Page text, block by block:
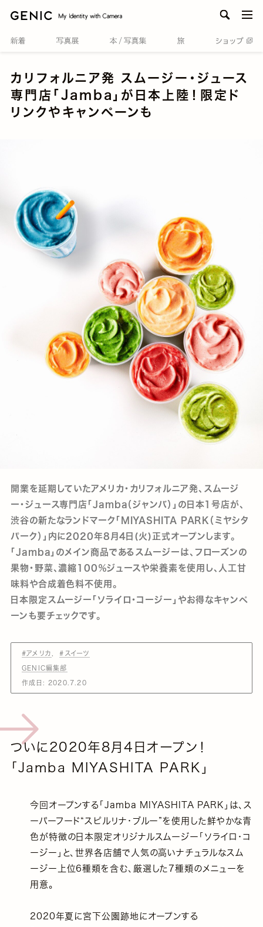
カリフォルニア発 スムージー・ジュース
専門店「Jamba」が日本上陸！限定ド
リンクやキャンペーンも
開業を延期していたアメリカ・カリフォルニア発、スムージ
ー・ジュース専門店「Jamba（ジャンバ）」の日本1号店が、
渋谷の新たなランドマーク「MIYASHITA PARK（ミヤシタ
パーク）」内に2020年8月4日(火)正式オープンします。
「Jamba」のメイン商品であるスムージーは、フローズンの
果物・野菜、濃縮100％ジュースや栄養素を使用し、人工甘
味料や合成着色料不使用。
日本限定スムージー「ソライロ・コージー」やお得なキャンペ
ーンも要チェックです。
#アメリカ #スイーツ
GENIC編集部
作成日: 2020.7.20
ついに2020年8月4日オープン！
「Jamba MIYASHITA PARK」
今回オープンする「Jamba MIYASHITA PARK」は、ス
ーパーフード“スピルリナ・ブルー”を使用した鮮やかな青
色が特徴の日本限定オリジナルスムージー「ソライロ・コ
ージー」と、世界各店舗で人気の高いナチュラルなスム
ージー上位6種類を含む、厳選した7種類のメニューを
用意。
2020年夏に宮下公園跡地にオープンする